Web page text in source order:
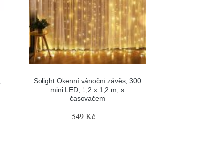
Solight Okenní vánoční závěs, 300
mini LED, 1,2 x 1,2 m, s
časovačem
549 Kč